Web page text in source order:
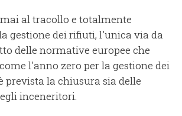
al tracollo e totalmente
gestione dei rifiuti, l'unica via da
delle normative europee che
l'anno zero per la gestione dei
prevista la chiusura sia delle
inceneritori.